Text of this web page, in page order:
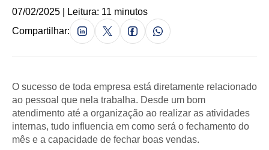
07/02/2025 | Leitura: 11 minutos
Compartilhar:
O sucesso de toda empresa está diretamente relacionado
ao pessoal que nela trabalha. Desde um bom
atendimento até a organização ao realizar as atividades
internas, tudo influencia em como será o fechamento do
mês e a capacidade de fechar boas vendas.